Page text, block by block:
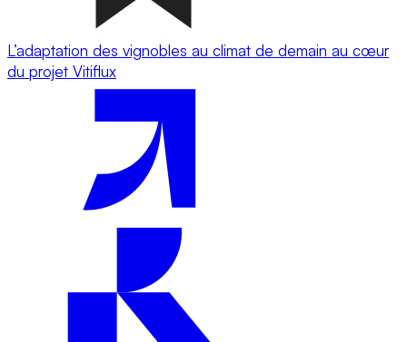
L’adaptation des vignobles au climat de demain au cœur
du projet Vitiflux